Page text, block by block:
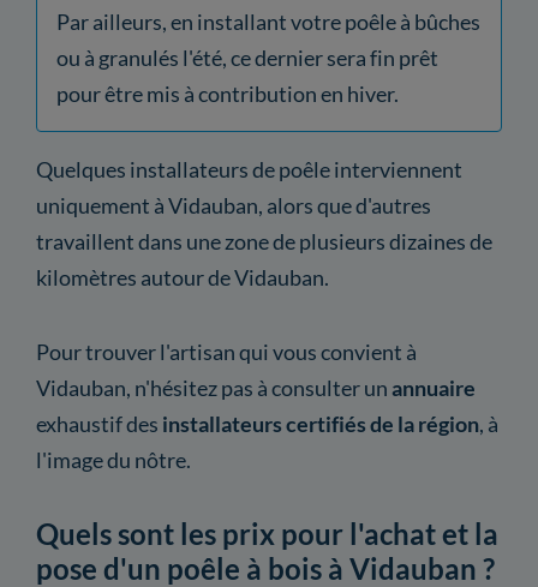
Par ailleurs, en installant votre poêle à bûches
ou à granulés l'été, ce dernier sera fin prêt
pour être mis à contribution en hiver.
Quelques installateurs de poêle interviennent
uniquement à Vidauban, alors que d'autres
travaillent dans une zone de plusieurs dizaines de
kilomètres autour de Vidauban.
Pour trouver l'artisan qui vous convient à
Vidauban, n'hésitez pas à consulter unannuaire
exhaustif des installateurs certifiés de la région, à
l'image du nôtre.
Quels sont les prix pour l'achat et la
pose d'un poêle à bois à Vidauban ?